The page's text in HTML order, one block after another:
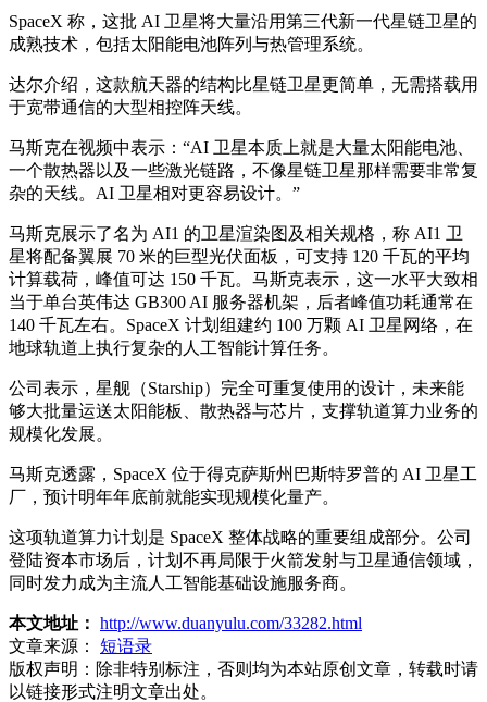
SpaceX 称，这批 AI 卫星将大量沿用第三代新一代星链卫星的
成熟技术，包括太阳能电池阵列与热管理系统。
达尔介绍，这款航天器的结构比星链卫星更简单，无需搭载用
于宽带通信的大型相控阵天线。
马斯克在视频中表示：“AI 卫星本质上就是大量太阳能电池、
一个散热器以及一些激光链路，不像星链卫星那样需要非常复
杂的天线。AI 卫星相对更容易设计。”
马斯克展示了名为 AI1 的卫星渲染图及相关规格，称 AI1 卫
星将配备翼展 70 米的巨型光伏面板，可支持 120 千瓦的平均
计算载荷，峰值可达 150 千瓦。马斯克表示，这一水平大致相
当于单台英伟达 GB300 AI 服务器机架，后者峰值功耗通常在
140 千瓦左右。SpaceX 计划组建约 100 万颗 AI 卫星网络，在
地球轨道上执行复杂的人工智能计算任务。
公司表示，星舰（Starship）完全可重复使用的设计，未来能
够大批量运送太阳能板、散热器与芯片，支撑轨道算力业务的
规模化发展。
马斯克透露，SpaceX 位于得克萨斯州巴斯特罗普的 AI 卫星工
厂，预计明年年底前就能实现规模化量产。
这项轨道算力计划是 SpaceX 整体战略的重要组成部分。公司
登陆资本市场后，计划不再局限于火箭发射与卫星通信领域，
同时发力成为主流人工智能基础设施服务商。
本文地址： http://www.duanyulu.com/33282.html
文章来源：
短语录
版权声明： 除非特别标注，否则均为本站原创文章，转载时请
以链接形式注明文章出处。